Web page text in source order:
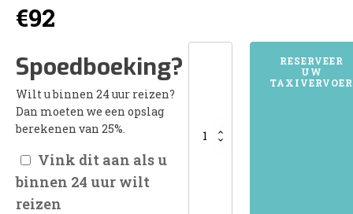
€92
Spoedboeking?
Wilt u binnen 24 uur reizen?
Dan moeten we een opslag
berekenen van 25%.
Vink dit aan als u
binnen 24 uur wilt
reizen
aantal
RESERVEER
UW
TAXIVERVOER